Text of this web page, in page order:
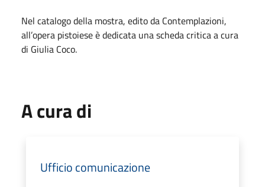
Nel catalogo della mostra, edito da Contemplazioni,
all’opera pistoiese è dedicata una scheda critica a cura
di Giulia Coco.
A cura di
Ufficio comunicazione